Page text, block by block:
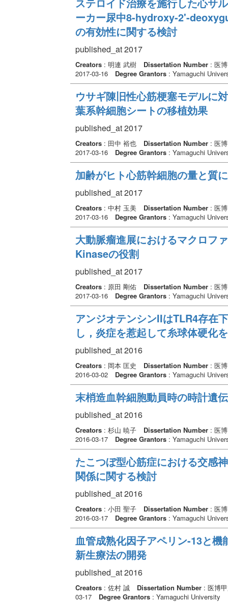
ーカー尿中8-hydroxy-2'-
の有効性に関する検討
published_at 2017
Creators: 明連 武樹 Dissertation Number: 医
2017-03-16
Degree Grantors: Yamaguchi
ウサギ陳旧性心筋梗塞モデルに
葉系幹細胞シートの移植効果
published_at 2017
Creators: 田中 裕也 Dissertation Number: 医
2017-03-16
Degree Grantors: Yamaguchi
加齢がヒト心筋幹細胞の量と質
published_at 2017
Creators: 中村 玉美 Dissertation Number: 医
2017-03-16
Degree Grantors: Yamaguchi
大動脈瘤進展におけるマクロフ
Kinaseの役割
published_at 2017
Creators: 原田 剛佑 Dissertation Number: 医
2017-03-16
Degree Grantors: Yamaguchi
アンジオテンシンIIはTLR4存在
し，炎症を惹起して糸球体硬化
published_at 2016
Creators: 岡本 匡史 Dissertation Number: 医
2016-03-02
Degree Grantors: Yamaguchi
末梢造血幹細胞動員時の時計遺
published_at 2016
Creators: 杉山 暁子 Dissertation Number: 医
2016-03-17
Degree Grantors: Yamaguchi
たこつぼ型心筋症における交感
関係に関する検討
published_at 2016
Creators: 小田 聖子 Dissertation Number: 医
2016-03-17
Degree Grantors: Yamaguchi
血管成熟化因子アペリン-13と
新生療法の開発
published_at 2016
Creators: 佐村 誠 Dissertation Number: 医博
03-17
Degree Grantors: Yamaguchi University